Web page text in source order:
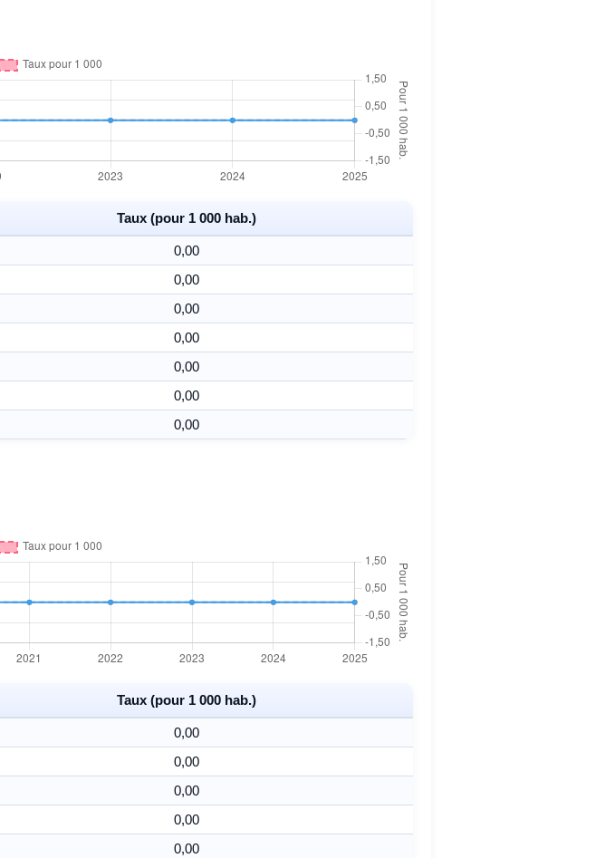
Taux (pour 1 000 hab.)
0,00
0,00
0,00
0,00
0,00
0,00
0,00
Taux (pour 1 000 hab.)
0,00
0,00
0,00
0,00
0,00